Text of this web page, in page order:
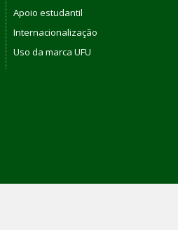
Apoio estudantil
Internacionalização
Uso da marca UFU